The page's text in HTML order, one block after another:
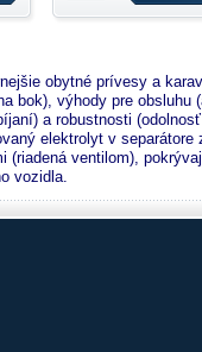
obytné prívesy a
bok), výhody pre obsluhu
a robustnosti
elektrolyt v
ventilom),
vozidla.